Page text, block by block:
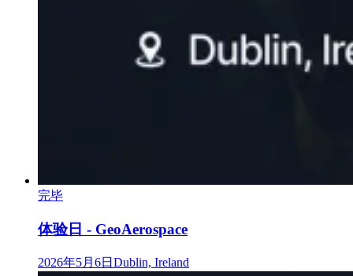
完毕
体验日 - GeoAerospace
2026年5月6日 Dublin, Ireland